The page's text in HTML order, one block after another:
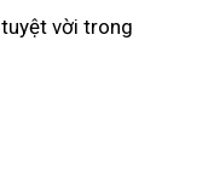
vời trong